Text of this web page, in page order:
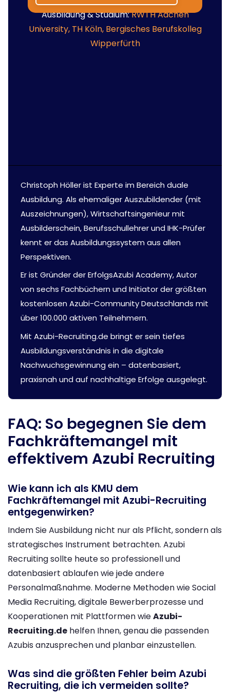
Ausbildung & Studium:RWTH Aachen
University, TH Köln, Bergisches Berufskolleg
Wipperfürth
Christoph Höller ist Experte im Bereich duale
Ausbildung. Als ehemaliger Auszubildender (mit
Auszeichnungen), Wirtschaftsingenieur mit
Ausbilderschein, Berufsschullehrer und IHK-Prüfer
kennt er das Ausbildungssystem aus allen
Perspektiven.
Er ist Gründer der ErfolgsAzubi Academy, Autor
von sechs Fachbüchern und Initiator der größten
kostenlosen Azubi-Community Deutschlands mit
über 100.000 aktiven Teilnehmern.
Mit Azubi-Recruiting.de bringt er sein tiefes
Ausbildungsverständnis in die digitale
Nachwuchsgewinnung ein – datenbasiert,
praxisnah und auf nachhaltige Erfolge ausgelegt.
FAQ: So begegnen Sie dem
Fachkräftemangel mit
effektivem Azubi Recruiting
Wie kann ich als KMU dem
Fachkräftemangel mit Azubi-Recruiting
entgegenwirken?
Indem Sie Ausbildung nicht nur als Pflicht, sondern als
strategisches Instrument betrachten. Azubi
Recruiting sollte heute so professionell und
datenbasiert ablaufen wie jede andere
Personalmaßnahme. Moderne Methoden wie Social
Media Recruiting, digitale Bewerberprozesse und
Kooperationen mit Plattformen wieAzubi-
Recruiting.de helfen Ihnen, genau die passenden
Azubis anzusprechen und planbar einzustellen.
Was sind die größten Fehler beim Azubi
Recruiting, die ich vermeiden sollte?